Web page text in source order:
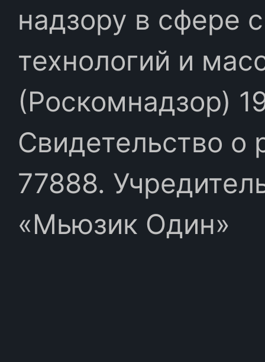
надзору в сфере
технологий и
(Роскомнадзор)
Свидетельство
77888.
«Мьюзик Один»